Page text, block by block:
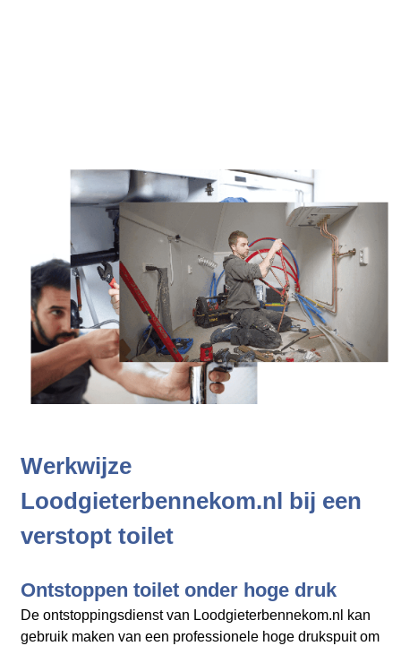
Werkwijze
Loodgieterbennekom.nl bij een
verstopt toilet
Ontstoppen toilet onder hoge druk
De ontstoppingsdienst van Loodgieterbennekom.nl kan
gebruik maken van een professionele hoge drukspuit om